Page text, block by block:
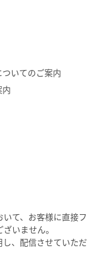
いてのご案内
て、お客様に直接フ
いません。
、配信させていただ